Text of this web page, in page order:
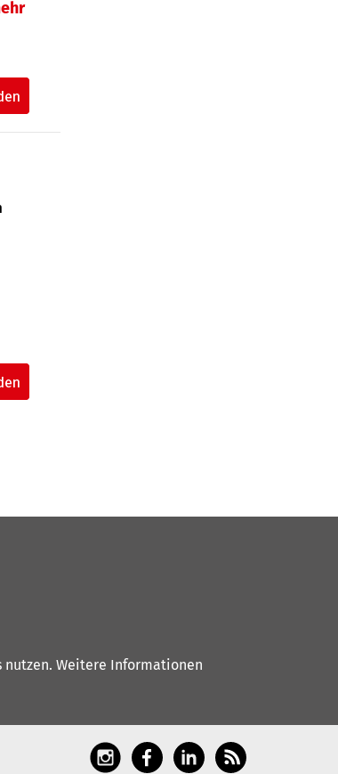
nutzen. Weitere Informationen